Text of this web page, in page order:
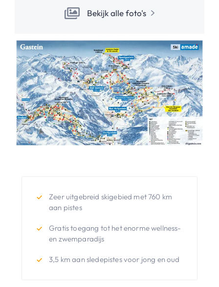
Bekijk alle foto's
Zeer uitgebreid skigebied met 760 km
aan pistes
Gratis toegang tot het enorme wellness-
en zwemparadijs
3,5 km aan sledepistes voor jong en oud